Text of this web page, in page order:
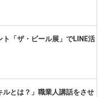
ト「ザ・ビール展」でLINE活
ルとは？」職業人講話をさせ